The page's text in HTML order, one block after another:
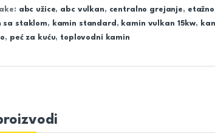
abc užice, abc vulkan, centralno grejanje,
sa staklom, kamin standard , kamin vulkan 15kw,
, peć za kuću, toplovodni kamin